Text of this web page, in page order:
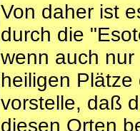
Von daher ist
durch die
wenn auch
heiligen
vorstelle, daß
diesen Orten